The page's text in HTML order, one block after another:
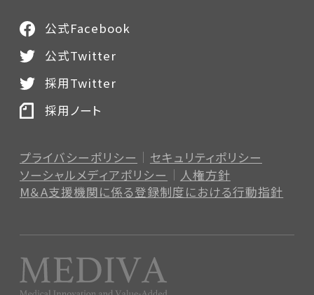
プライバシーポリシー
セキュリティポリシー
ソーシャルメディアポリシー
人権方針
M＆A支援機関に係る登録制度における行動指針
公式Facebook
公式Twitter
採用Twitter
採用ノート